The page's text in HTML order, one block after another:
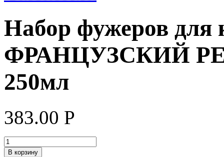
Набор фужеров для
ФРАНЦУЗСКИЙ
250мл
383.00 Р
В корзину